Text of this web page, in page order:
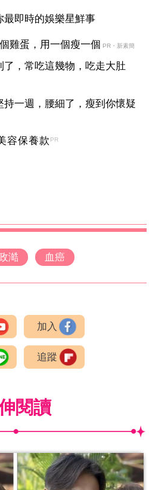
即時的娛樂星鮮事
雞蛋，用一個瘦一個 PR・新素簡
，常吃這幾物，吃走大肚
一週，腰細了，瘦到你懷疑
容保養款 PR
澔 血癌
加入
追蹤
閱讀